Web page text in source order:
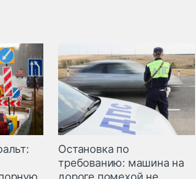
Остановка по
требованию: машина на
дороге помехой не